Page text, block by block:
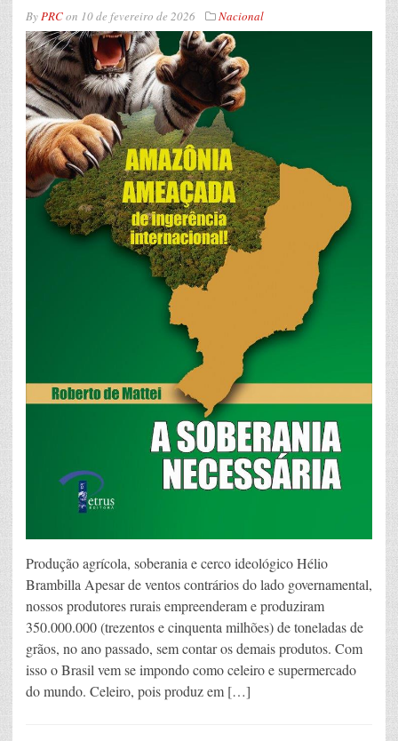
ByPRCon 10 de fevereiro de 2026 Nacional
Produção agrícola, soberania e cerco ideológico Hélio
Brambilla Apesar de ventos contrários do lado governamental,
nossos produtores rurais empreenderam e produziram
350.000.000 (trezentos e cinquenta milhões) de toneladas de
grãos, no ano passado, sem contar os demais produtos. Com
isso o Brasil vem se impondo como celeiro e supermercado
do mundo. Celeiro, pois produz em […]